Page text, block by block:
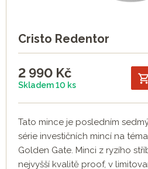
Cristo Redentor
2 990 Kč
Skladem 10 ks
Tato mince je posledním
série investičních mincí na
Golden Gate. Minci z ryzího
nejvyšší kvalitě proof, v